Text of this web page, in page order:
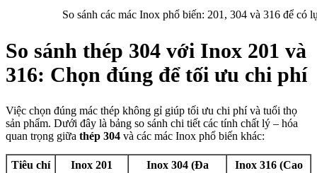
So sánh các mác Inox phổ biến: 201, 304 và 316 để có
So sánh thép 304 với Inox 201 và
316: Chọn đúng để tối ưu chi phí
Việc chọn đúng mác thép không gỉ giúp tối ưu chi phí và tuổi thọ
sản phẩm. Dưới đây là bảng so sánh chi tiết các tính chất lý – hóa
quan trọng giữa thép 304 và các mác Inox phổ biến khác:
Tiêu chí
Inox 201
Inox 304 (Đa
Inox 316 (Cao